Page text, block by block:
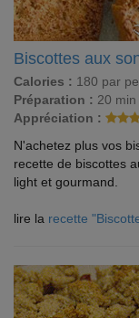
Biscottes aux
Calories : 180 par
Préparation : 20 min
Appréciation :
N'achetez plus vos
recette de biscottes
light et gourmand.
lire la recette